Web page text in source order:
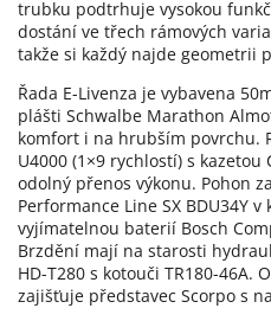
trubku podtrhuje vysokou
dostání ve třech rámových
takže si každý najde geometrii
Řada E-Livenza je vybavena
plášti Schwalbe Marathon
komfort i na hrubším povrchu.
U4000 (1×9 rychlostí) s kazetou
odolný přenos výkonu. Pohon
Performance Line SX BDU34Y
vyjímatelnou baterií Bosch
Brzdění mají na starosti
HD-T280 s kotouči TR180-
zajišťuje představec Scorpo s